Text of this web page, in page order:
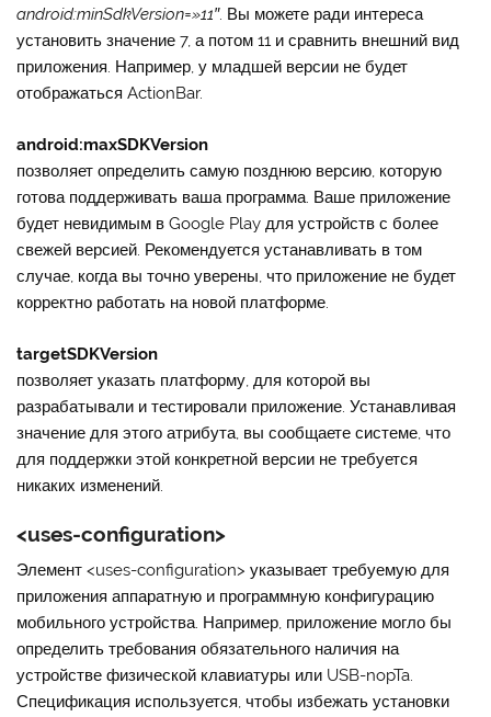
android:minSdkVersion=»11″. Вы можете ради интереса
установить значение 7, а потом 11 и сравнить внешний вид
приложения. Например, у младшей версии не будет
отображаться ActionBar.
android:maxSDKVersion
позволяет определить самую позднюю версию, которую
готова поддерживать ваша программа. Ваше приложение
будет невидимым в Google Play для устройств с более
свежей версией. Рекомендуется устанавливать в том
случае, когда вы точно уверены, что приложение не будет
корректно работать на новой платформе.
targetSDKVersion
позволяет указать платформу, для которой вы
разрабатывали и тестировали приложение. Устанавливая
значение для этого атрибута, вы сообщаете системе, что
для поддержки этой конкретной версии не требуется
никаких изменений.
<uses-configuration>
Элемент<uses-configuration> указывает требуемую для
приложения аппаратную и программную конфигурацию
мобильного устройства. Например, приложение могло бы
определить требования обязательного наличия на
устройстве физической клавиатуры или USB-nopTa.
Спецификация используется, чтобы избежать установки